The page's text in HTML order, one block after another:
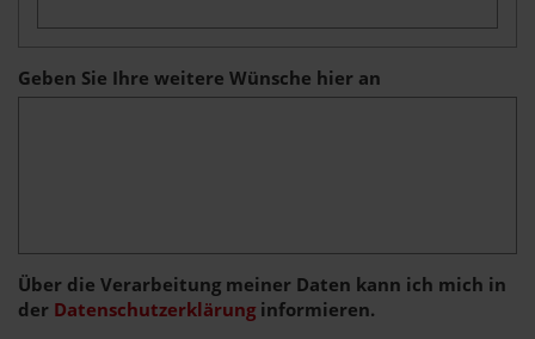
Geben Sie Ihre weitere Wünsche hier an
Über die Verarbeitung meiner Daten kann ich mich in
der Datenschutzerklärung informieren.